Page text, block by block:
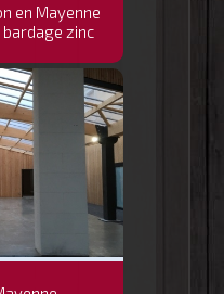
en Mayenne
zinc